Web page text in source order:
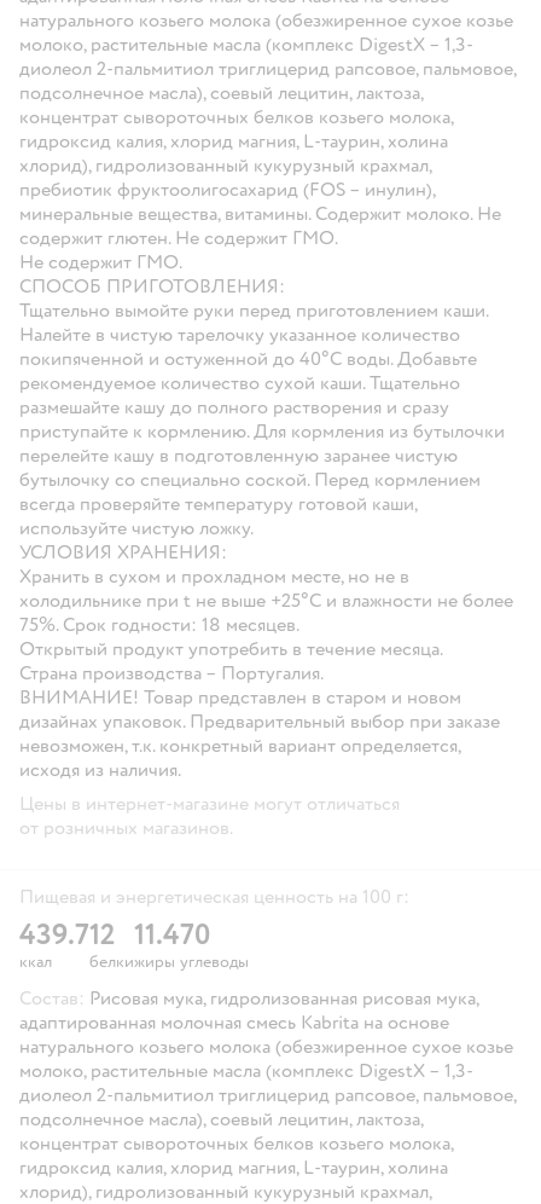
натурального козьего молока (обезжиренное сухое козье
молоко, растительные масла (комплекс DigestX – 1,3-
диолеол 2-пальмитиол триглицерид рапсовое, пальмовое,
подсолнечное масла), соевый лецитин, лактоза,
концентрат сывороточных белков козьего молока,
гидроксид калия, хлорид магния, L-таурин, холина
хлорид), гидролизованный кукурузный крахмал,
пребиотик фруктоолигосахарид (FOS – инулин),
минеральные вещества, витамины. Содержит молоко. Не
содержит глютен. Не содержит ГМО.
Не содержит ГМО.
СПОСОБ ПРИГОТОВЛЕНИЯ:
Тщательно вымойте руки перед приготовлением каши.
Налейте в чистую тарелочку указанное количество
покипяченной и остуженной до 40°С воды. Добавьте
рекомендуемое количество сухой каши. Тщательно
размешайте кашу до полного растворения и сразу
приступайте к кормлению. Для кормления из бутылочки
перелейте кашу в подготовленную заранее чистую
бутылочку со специально соской. Перед кормлением
всегда проверяйте температуру готовой каши,
используйте чистую ложку.
УСЛОВИЯ ХРАНЕНИЯ:
Хранить в сухом и прохладном месте, но не в
холодильнике при t не выше +25°С и влажности не более
75%. Срок годности: 18 месяцев.
Открытый продукт употребить в течение месяца.
Страна производства – Португалия.
ВНИМАНИЕ! Товар представлен в старом и новом
дизайнах упаковок. Предварительный выбор при заказе
невозможен, т.к. конкретный вариант определяется,
исходя из наличия.
Цены в интернет-магазине могут отличаться
от розничных магазинов.
Пищевая и энергетическая ценность на 100 г:
439.7
ккал
12
белки
11.4
жиры
70
углеводы
Состав: Рисовая мука, гидролизованная рисовая мука,
адаптированная молочная смесь Kabrita на основе
натурального козьего молока (обезжиренное сухое козье
молоко, растительные масла (комплекс DigestX – 1,3-
диолеол 2-пальмитиол триглицерид рапсовое, пальмовое,
подсолнечное масла), соевый лецитин, лактоза,
концентрат сывороточных белков козьего молока,
гидроксид калия, хлорид магния, L-таурин, холина
хлорид), гидролизованный кукурузный крахмал,